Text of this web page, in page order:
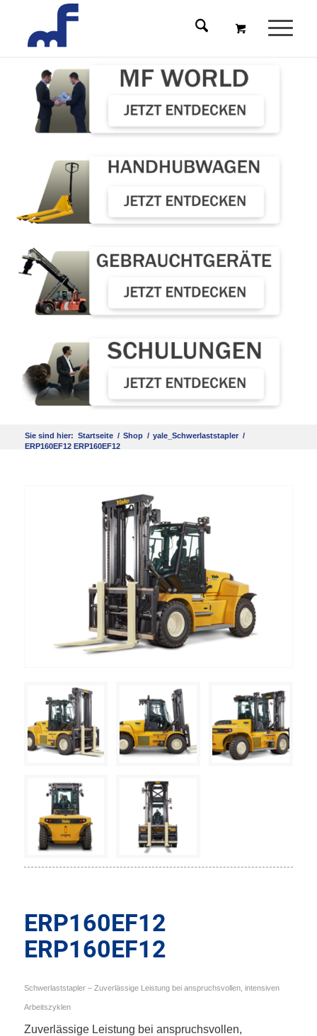
Sie sind hier: Startseite / Shop / yale_Schwerlaststapler /
ERP160EF12 ERP160EF12
ERP160EF12
ERP160EF12
Schwerlaststapler – Zuverlässige Leistung bei anspruchsvollen, intensiven
Arbeitszyklen
Zuverlässige Leistung bei anspruchsvollen,